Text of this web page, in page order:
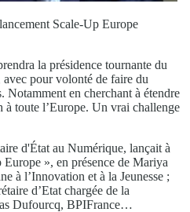
Scale-Up Europe
la présidence tournante du
pour volonté de faire du
Notamment en cherchant à étendre
à toute l’Europe. Un vrai challenge
d'État au Numérique, lançait à
», en présence de Mariya
à l’Innovation et à la Jeunesse ;
d’Etat chargée de la
Dufourcq, BPIFrance…